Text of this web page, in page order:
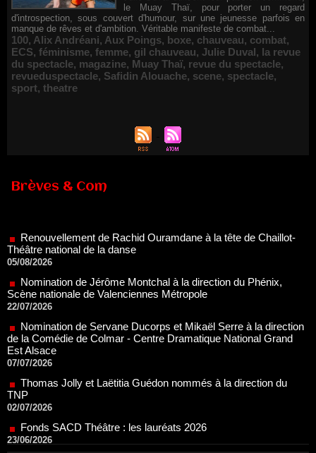
le Muay Thaï, pour porter un regard
d'introspection, sous couvert d'humour, sur une jeunesse parfois en
manque de rêves et d'ambition. Véritable manifeste de combat...
100, Alix Andréani, Aux Poings, boxe, chauveau, combat,
ECS, féminisme, femme, gil chauveau, Julie Duval, la revue
du spectacle, magazine, Muay Thaï, revue du spectacle,
revueduspectacle, Safidin Alouache, scene, spectacle,
sport, theatre
Brèves & Com
05/08/2026
Nomination de Jérôme Montchal à la direction du Phénix,
Scène nationale de Valenciennes Métropole
22/07/2026
Nomination de Servane Ducorps et Mikaël Serre à la direction
de la Comédie de Colmar - Centre Dramatique National Grand
Est Alsace
07/07/2026
Thomas Jolly et Laëtitia Guédon nommés à la direction du
TNP
02/07/2026
Fonds SACD Théâtre : les lauréats 2026
23/06/2026
Dispositif ARTCENA Écrire pour le cirque, les lauréats 2026 !
20/06/2026